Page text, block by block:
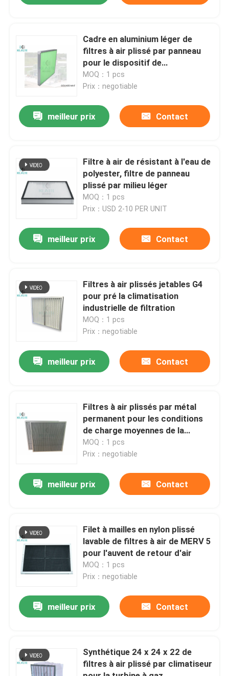
Des produits
Au sujet de nous
Visite d'usine
Contactez-nous
Demandez une citation
filtres à air de sac
filtre à air de hepa
Cadre en aluminium léger de
filtres à air plissé par panneau
pour le dispositif de
climatisation
MOQ：1 pcs
Prix：negotiable
meilleur prix Contact
Filtre à air de résistant à l'eau de
polyester, filtre de panneau
plissé par milieu léger
MOQ：1 pcs
Prix：USD 2-10 PER UNIT
meilleur prix Contact
Filtres à air plissés jetables G4
pour pré la climatisation
industrielle de filtration
MOQ：1 pcs
Prix：negotiable
meilleur prix Contact
Filtres à air plissés par métal
permanent pour les conditions
de charge moyennes de la
poussière
MOQ：1 pcs
Prix：negotiable
meilleur prix Contact
Filet à mailles en nylon plissé
lavable de filtres à air de MERV 5
pour l'auvent de retour d'air
MOQ：1 pcs
Prix：negotiable
meilleur prix Contact
Synthétique 24 x 24 x 22 de
filtres à air plissé par climatiseur